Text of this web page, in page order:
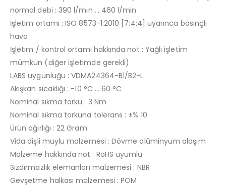
normal debi : 390 l/min … 460 l/min
İşletim ortamı : ISO 8573-1:2010 [7:4:4] uyarınca basınçlı
hava
İşletim / kontrol ortamı hakkında not : Yağlı işletim
mümkün (diğer işletimde gerekli)
LABS uygunluğu : VDMA24364-B1/B2-L
Akışkan sıcaklığı : -10 °C … 60 °C
Nominal sıkma torku : 3 Nm
Nominal sıkma torkuna tolerans : ±% 10
Ürün ağırlığı : 22 Gram
Vida dişli muylu malzemesi : Dövme alüminyum alaşım
Malzeme hakkında not : RoHS uyumlu
Sızdırmazlık elemanları malzemesi : NBR
Gevşetme halkası malzemesi : POM